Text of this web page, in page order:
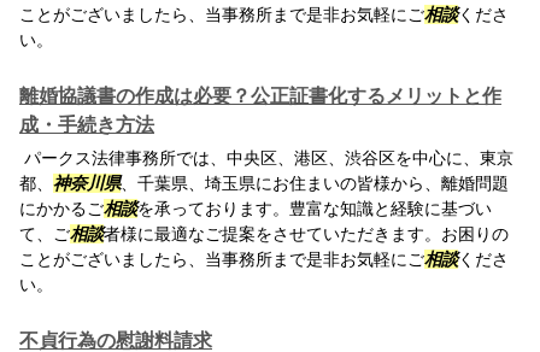
ことがございましたら、当事務所まで是非お気軽にご相談くださ
い。
離婚協議書の作成は必要？公正証書化するメリットと作
成・手続き方法
パークス法律事務所では、中央区、港区、渋谷区を中心に、東京
都、 神奈川県、千葉県、埼玉県にお住まいの皆様から、離婚問題
にかかるご相談を承っております。豊富な知識と経験に基づい
て、ご相談者様に最適なご提案をさせていただきます。お困りの
ことがございましたら、当事務所まで是非お気軽にご相談くださ
い。
不貞行為の慰謝料請求